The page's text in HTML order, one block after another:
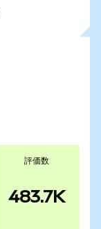
評価数
483.7K